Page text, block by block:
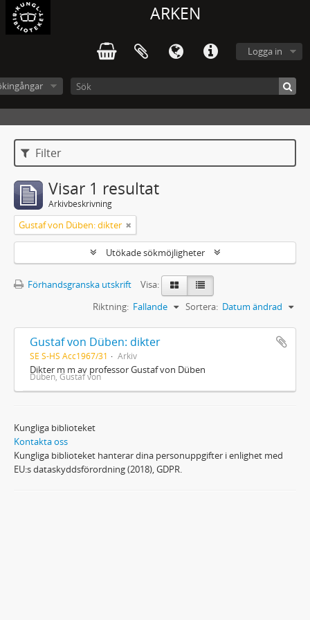
ARKEN
Logga in
Filter
Visar 1 resultat
Arkivbeskrivning
Gustaf von Düben: dikter
Utökade sökmöjligheter
Förhandsgranska utskrift
Visa:
Sortera: Datum ändrad
Riktning: Fallande
Gustaf von Düben: dikter
SE S-HS Acc1967/31 Arkiv
Dikter m m av professor Gustaf von Düben
Düben, Gustaf von
Kungliga biblioteket
Kontakta oss
Kungliga biblioteket hanterar dina personuppgifter i enlighet med
EU:s dataskyddsförordning (2018), GDPR.